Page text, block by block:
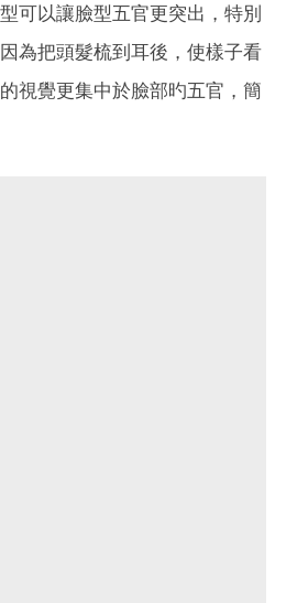
可以讓臉型五官更突出，特別
為把頭髮梳到耳後，使樣子看
視覺更集中於臉部旳五官，簡